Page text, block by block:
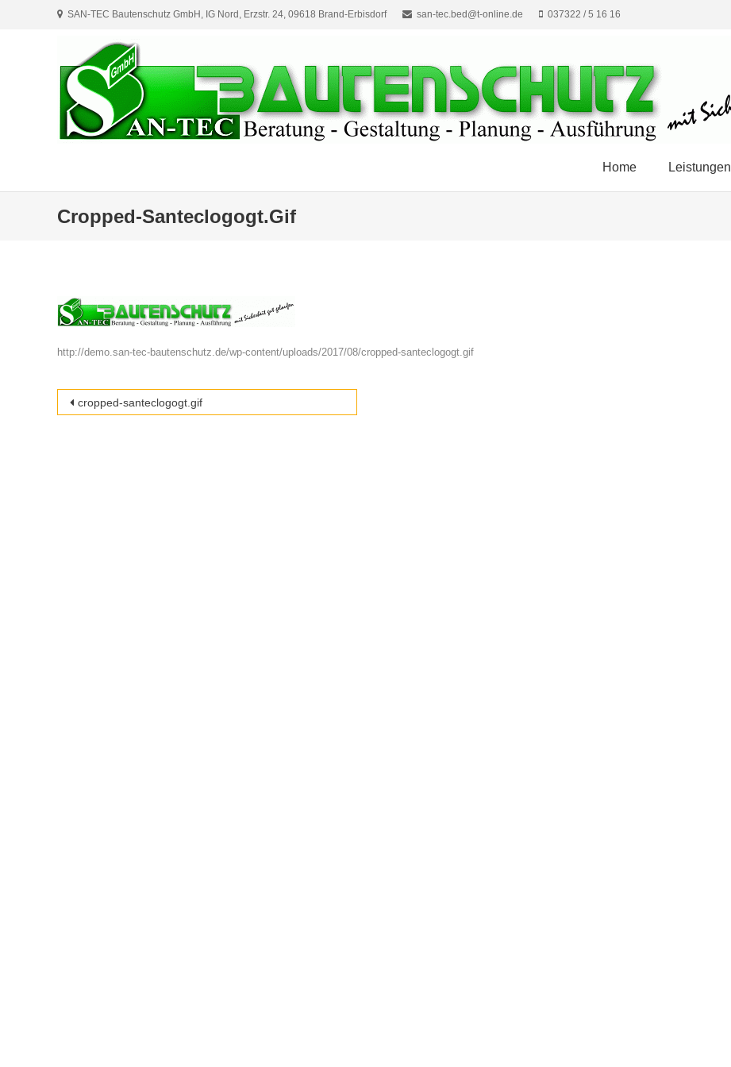
SAN-TEC Bautenschutz GmbH, IG Nord, Erzstr. 24, 09618 Brand-Erbisdorf san-tec.bed@t-online.de 037322 / 5 16 16
Home Leistungen
Cropped-Santeclogogt.gif
http://demo.san-tec-bautenschutz.de/wp-content/uploads/2017/08/cropped-santeclogogt.gif
Beitragsnavigation
cropped-santeclogogt.gif